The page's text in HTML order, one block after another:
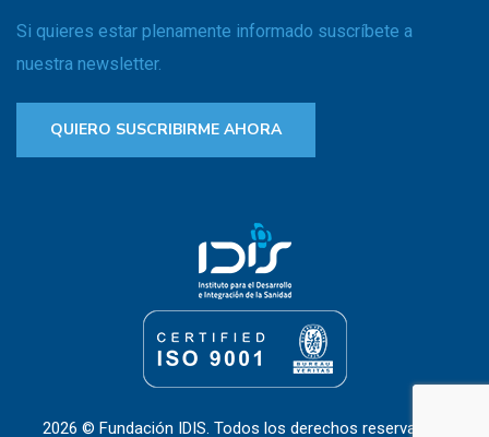
Si quieres estar plenamente informado suscríbete a
nuestra newsletter.
QUIERO SUSCRIBIRME AHORA
2026 © Fundación IDIS. Todos los derechos reservados.